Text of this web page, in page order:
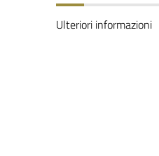
Ulteriori informazioni